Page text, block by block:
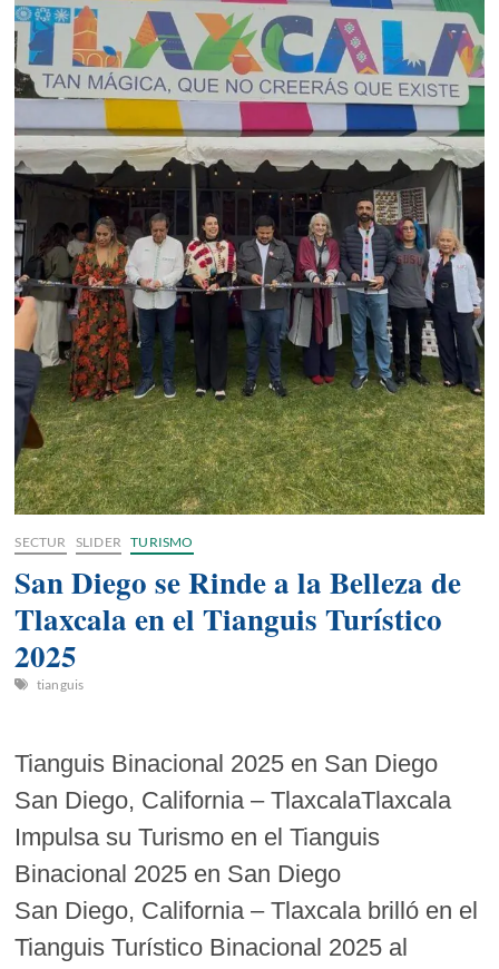
SECTUR SLIDER TURISMO
San Diego se Rinde a la Belleza de
Tlaxcala en el Tianguis Turístico
2025
tianguis
Tianguis Binacional 2025 en San Diego
San Diego, California – TlaxcalaTlaxcala
Impulsa su Turismo en el Tianguis
Binacional 2025 en San Diego
San Diego, California – Tlaxcala brilló en el
Tianguis Turístico Binacional 2025 al